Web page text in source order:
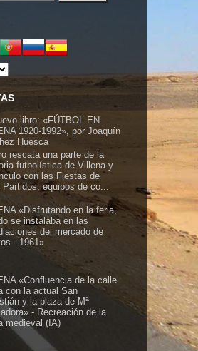
libro: «FÚTBOL EN
1920-1992», por Joaquín
Huesca
rescata una parte de la
futbolística de Villena y
con las Fiestas de
equipos de co...
«Disfrutando en la feria,
se instalaba en las
del mercado de
- 1961»
«Confluencia de la calle
con la actual San
y la plaza de Mª
- Recreación de la
medieval (IA)